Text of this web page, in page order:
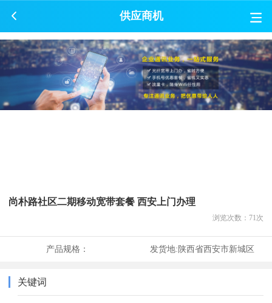
供应商机
尚朴路社区二期移动宽带套餐 西安上门办理
浏览次数： 71 次
产品规格： 发货地:陕西省西安市新城区
关键词